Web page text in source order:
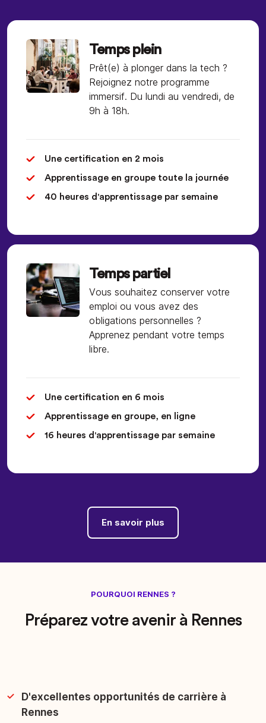
Temps plein
Prêt(e) à plonger dans la tech ?
Rejoignez notre programme
immersif. Du lundi au vendredi, de
9h à 18h.
Une certification en 2 mois
Apprentissage en groupe toute la journée
40 heures d'apprentissage par semaine
Temps partiel
Vous souhaitez conserver votre
emploi ou vous avez des
obligations personnelles ?
Apprenez pendant votre temps
libre.
Une certification en 6 mois
Apprentissage en groupe, en ligne
16 heures d'apprentissage par semaine
En savoir plus
POURQUOI RENNES ?
Préparez votre avenir à Rennes
D'excellentes opportunités de carrière à
Rennes